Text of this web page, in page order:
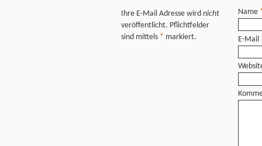
Ihre E-Mail Adresse wird nicht
veröffentlicht. Pflichtfelder
sind mittels * markiert.
Name
E-Mail